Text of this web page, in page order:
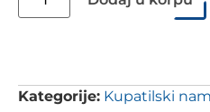
Kategorije: Kupatilski